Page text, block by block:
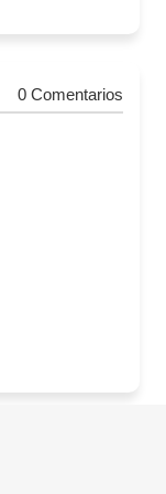
0 Comentarios